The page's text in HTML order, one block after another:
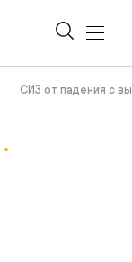
СИЗ от падения с